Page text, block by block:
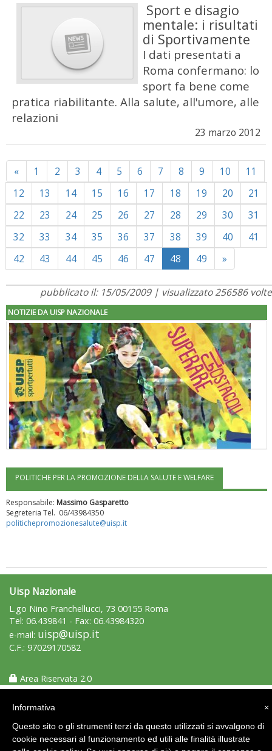
Sport e disagio
mentale: i risultati
di Sportivamente
I dati presentati a
Roma confermano: lo
sport fa bene come
pratica riabilitante. Alla salute, all'umore, alle
relazioni
23 marzo 2012
«Previous
1 2 3 4 5 6 7 8 9 10
11
12
13 14 15 16 17 18 19 20
21
22
23 24 25 26 27 28 29 30
31
32
33 34 35 36 37 38 39 40
41
42
43 44 45 46 47 48 49 »
pubblicato il: 15/05/2009 | visualizzato 256586 volte
NOTIZIE DA UISP NAZIONALE
"Superare gli ostacoli": la relazione di Tiziano Pesce al CN Uisp
Luglio 2026: "Pensando con i piedi, si possono fare le
POLITICHE PER LA PROMOZIONE DELLA SALUTE E WELFARE
Responsabile: Massimo Gasparetto
Segreteria Tel. 06/43984350
politichepromozionesalute@uisp.it
Uisp Nazionale
L.go Nino Franchellucci, 73 00155 Roma
Tel: 06.439841 - Fax: 06.43984320
e-mail: uisp@uisp.it
C.F.: 97029170582
Area Riservata 2.0
×
Informativa
Questo sito o gli strumenti terzi da questo utilizzati si avvalgono di
cookie necessari al funzionamento ed utili alle finalità illustrate